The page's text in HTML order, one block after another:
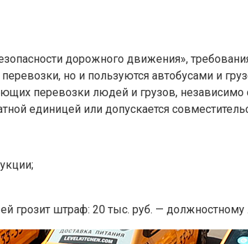
дорожного движения»,
но и пользуются автобусами и
перевозки людей и грузов, независимо
единицей или допускается
грозит штраф: 20 тыс. руб. —